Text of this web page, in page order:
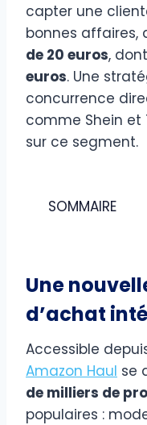
capter une
bonnes affaires,
de 20 euros,
euros. Une
concurrence
comme Shein et
sur ce segment.
SOMMAIRE
Une
d’achat
Accessible
Amazon Haul se
de milliers de
populaires :